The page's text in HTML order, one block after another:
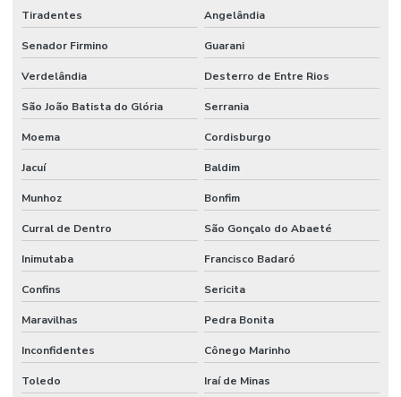
Tiradentes Angelândia
Senador Firmino Guarani
Verdelândia Desterro de Entre Rios
São João Batista do Glória Serrania
Moema Cordisburgo
Jacuí Baldim
Munhoz Bonfim
Curral de Dentro São Gonçalo do Abaeté
Inimutaba Francisco Badaró
Confins Sericita
Maravilhas Pedra Bonita
Inconfidentes Cônego Marinho
Toledo Iraí de Minas